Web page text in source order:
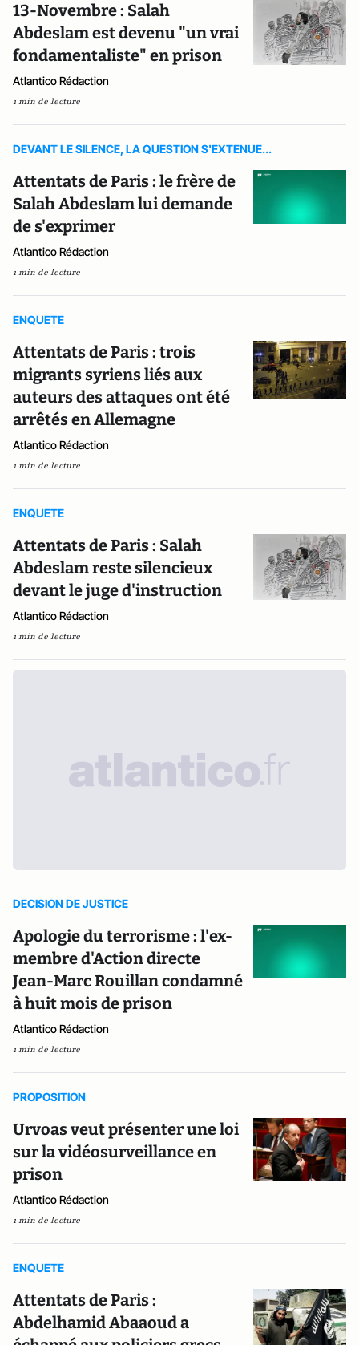
13-Novembre : Salah
Abdeslam est devenu "un vrai
fondamentaliste" en prison
Atlantico Rédaction
1 min de lecture
DEVANT LE SILENCE, LA QUESTION S'EXTENUE...
Attentats de Paris : le frère de
Salah Abdeslam lui demande
de s'exprimer
Atlantico Rédaction
1 min de lecture
ENQUETE
Attentats de Paris : trois
migrants syriens liés aux
auteurs des attaques ont été
arrêtés en Allemagne
Atlantico Rédaction
1 min de lecture
ENQUETE
Attentats de Paris : Salah
Abdeslam reste silencieux
devant le juge d'instruction
Atlantico Rédaction
1 min de lecture
DECISION DE JUSTICE
Apologie du terrorisme : l'ex-
membre d'Action directe
Jean-Marc Rouillan condamné
à huit mois de prison
Atlantico Rédaction
1 min de lecture
PROPOSITION
Urvoas veut présenter une loi
sur la vidéosurveillance en
prison
Atlantico Rédaction
1 min de lecture
ENQUETE
Attentats de Paris :
Abdelhamid Abaaoud a